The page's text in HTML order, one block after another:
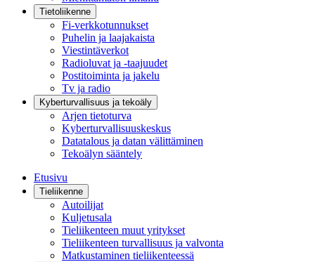
Tietoliikenne
Fi-verkkotunnukset
Puhelin ja laajakaista
Viestintäverkot
Radioluvat ja -taajuudet
Postitoiminta ja jakelu
Tv ja radio
Kyberturvallisuus ja tekoäly
Arjen tietoturva
Kyberturvallisuuskeskus
Datatalous ja datan välittäminen
Tekoälyn sääntely
Etusivu
Tieliikenne
Autoilijat
Kuljetusala
Tieliikenteen muut yritykset
Tieliikenteen turvallisuus ja valvonta
Matkustaminen tieliikenteessä